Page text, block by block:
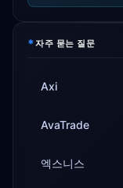
*자주 묻는 질문
Axi
AvaTrade
엑스니스